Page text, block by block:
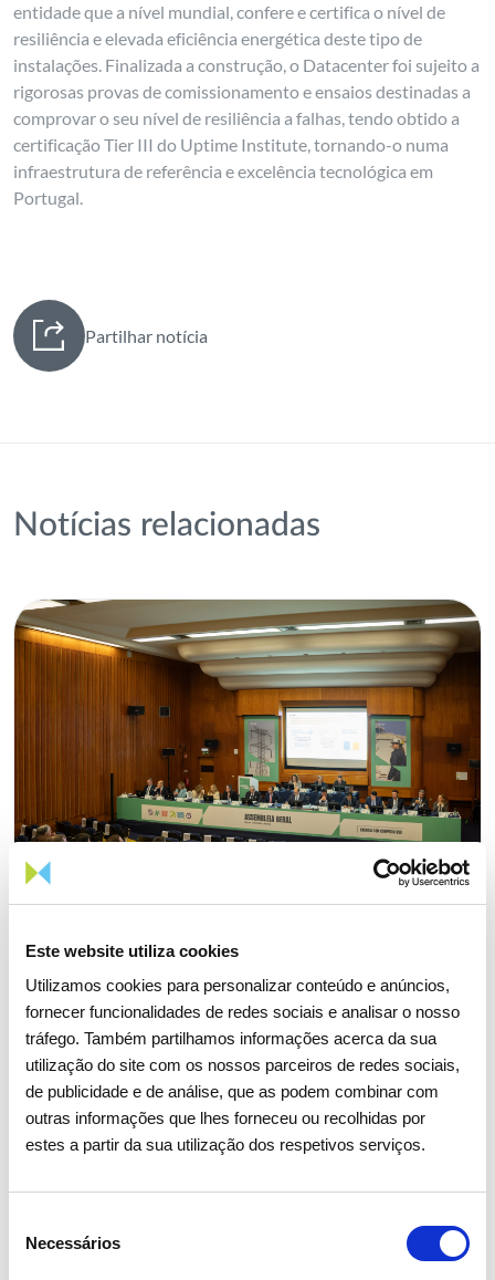
Este website utiliza cookies
Utilizamos cookies para personalizar conteúdo e anúncios,
fornecer funcionalidades de redes sociais e analisar o nosso
tráfego. Também partilhamos informações acerca da sua
utilização do site com os nossos parceiros de redes sociais,
de publicidade e de análise, que as podem combinar com
outras informações que lhes forneceu ou recolhidas por
estes a partir da sua utilização dos respetivos serviços.
Necessários
entidade que a nível mundial, confere e certifica o nível de
resiliência e elevada eficiência energética deste tipo de
instalações. Finalizada a construção, o Datacenter foi sujeito a
rigorosas provas de comissionamento e ensaios destinadas a
comprovar o seu nível de resiliência a falhas, tendo obtido a
certificação Tier III do Uptime Institute, tornando-o numa
infraestrutura de referência e excelência tecnológica em
Portugal.
Partilhar notícia
Notícias relacionadas
15 ABRIL 2026
Assembleia Geral de Acionistas
2026 aprova todos os pontos
com larga maioria